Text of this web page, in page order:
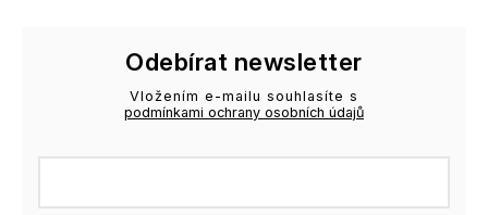
Odebírat newsletter
Vložením e-mailu souhlasíte s
podmínkami ochrany osobních údajů